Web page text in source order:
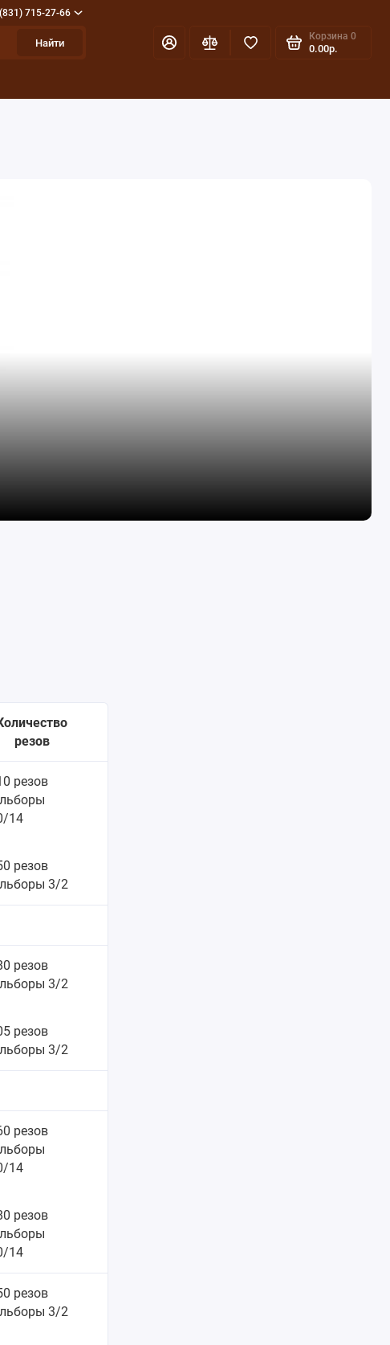
715-27-66
Найти
Корзина 0
0.00р.
резов
резов
14
резов
3/2
резов
3/2
резов
3/2
резов
14
резов
14
резов
3/2